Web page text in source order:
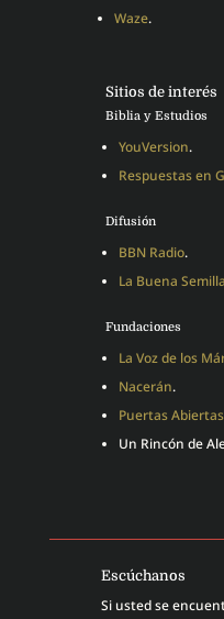
Waze.
Sitios de interés
Biblia y Estudios
YouVersion.
Respuestas en
Difusión
BBN Radio.
La Buena Semilla
Fundaciones
La Voz de los
Nacerán.
Puertas Abiertas
Un Rincón de
Escúchanos
Si usted se